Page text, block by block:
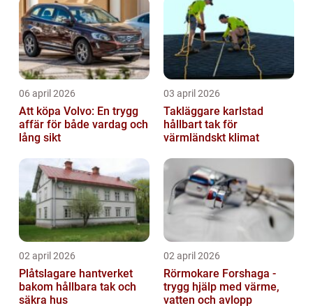
06 april 2026
Att köpa Volvo: En trygg
affär för både vardag och
lång sikt
03 april 2026
Takläggare karlstad
hållbart tak för
värmländskt klimat
02 april 2026
Plåtslagare hantverket
bakom hållbara tak och
säkra hus
02 april 2026
Rörmokare Forshaga -
trygg hjälp med värme,
vatten och avlopp